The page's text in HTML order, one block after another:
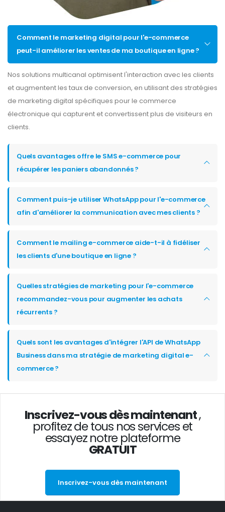
Comment le marketing digital pour l'e-commerce
peut-il améliorer les ventes de ma boutique en ligne ?
Nos solutions multicanal optimisent l'interaction avec les clients
et augmentent les taux de conversion, en utilisant des stratégies
de marketing digital spécifiques pour le commerce
électronique qui capturent et convertissent plus de visiteurs en
clients.
Quels avantages offre le SMS e-commerce pour
récupérer les paniers abandonnés ?
Comment puis-je utiliser WhatsApp pour l'e-commerce
afin d'améliorer la communication avec mes clients ?
Comment le mailing e-commerce aide-t-il à fidéliser
les clients d'une boutique en ligne ?
Quelles stratégies de marketing pour l'e-commerce
recommandez-vous pour augmenter les achats
récurrents ?
Quels sont les avantages d'intégrer l'API de WhatsApp
Business dans ma stratégie de marketing digital e-
commerce ?
Inscrivez-vous dès maintenant,
profitez de tous nos services et
essayez notre plateforme
GRATUIT
Inscrivez-vous dès maintenant